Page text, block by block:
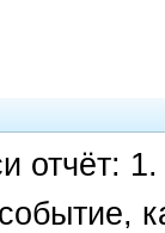
отчёт: